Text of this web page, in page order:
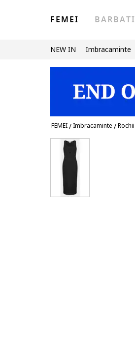
FEMEI BARBATI
NEW IN Imbracaminte
FEMEI/Imbracaminte /Rochii